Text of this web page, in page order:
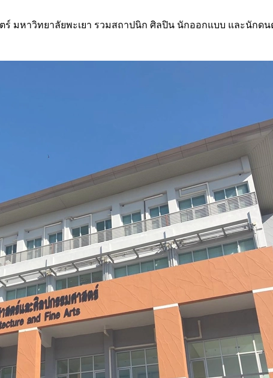
มหาวิทยาลัยพะเยา รวมสถาปนิก ศิลปิน นักออกแบบ และนัก